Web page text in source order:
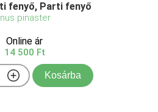
fenyő, Parti fenyő
pinaster
Online ár
14 500 Ft
Kosárba